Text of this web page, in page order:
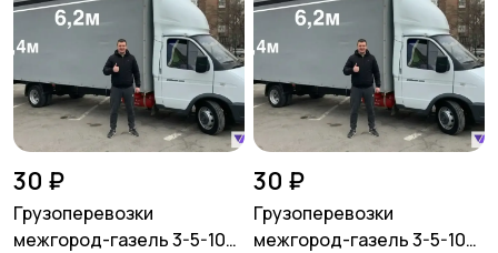
30 ₽
Грузоперевозки
межгород-газель 3-5-10
30 ₽
Грузоперевозки
межгород-газель 3-5-10